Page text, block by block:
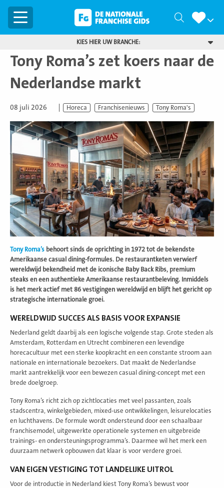
Menu Zoeken
KIES HIER UW BRANCHE:
Tony Roma’s zet koers naar de
Nederlandse markt
08 juli 2026 Horeca Franchisenieuws Tony Roma's
Tony Roma’s behoort sinds de oprichting in 1972 tot de bekendste
Amerikaanse casual dining-formules. De restaurantketen verwierf
wereldwijd bekendheid met de iconische Baby Back Ribs, premium
steaks en een authentieke Amerikaanse restaurantbeleving. Inmiddels
is het merk actief met 86 vestigingen wereldwijd en blijft het gericht op
strategische internationale groei.
WERELDWIJD SUCCES ALS BASIS VOOR EXPANSIE
Nederland geldt daarbij als een logische volgende stap. Grote steden als
Amsterdam, Rotterdam en Utrecht combineren een levendige
horecacultuur met een sterke koopkracht en een constante stroom aan
nationale en internationale bezoekers. Dat maakt de Nederlandse
markt aantrekkelijk voor een bewezen casual dining-concept met een
brede doelgroep.
Tony Roma’s richt zich op zichtlocaties met veel passanten, zoals
stadscentra, winkelgebieden, mixed-use ontwikkelingen, leisurelocaties
en luchthavens. De formule wordt ondersteund door een schaalbaar
franchisemodel, uitgewerkte operationele systemen en uitgebreide
trainings- en ondersteuningsprogramma’s. Daarmee wil het merk een
duurzaam netwerk opbouwen dat klaar is voor verdere groei.
VAN EIGEN VESTIGING TOT LANDELIJKE UITROL
Voor de introductie in Nederland kiest Tony Roma’s bewust voor